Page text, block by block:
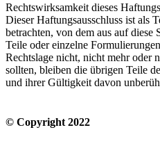
Rechtswirksamkeit dieses
Dieser Haftungsausschluss ist als
betrachten, von dem aus auf diese
Teile oder einzelne
Rechtslage nicht, nicht mehr oder
sollten, bleiben die übrigen Teile
und ihrer Gültigkeit davon
© Copyright 2022